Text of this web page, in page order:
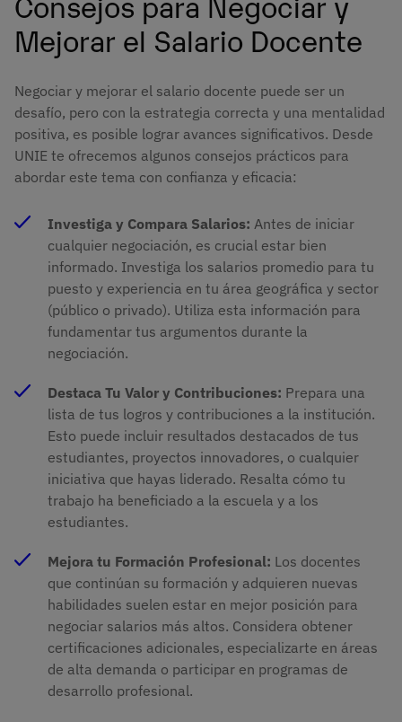
Mejorar el Salario Docente
Negociar y mejorar el salario docente puede ser un
desafío, pero con la estrategia correcta y una mentalidad
positiva, es posible lograr avances significativos. Desde
UNIE te ofrecemos algunos consejos prácticos para
abordar este tema con confianza y eficacia:
Investiga y Compara Salarios: Antes de iniciar
cualquier negociación, es crucial estar bien
informado. Investiga los salarios promedio para tu
puesto y experiencia en tu área geográfica y sector
(público o privado). Utiliza esta información para
fundamentar tus argumentos durante la
negociación.
Destaca Tu Valor y Contribuciones: Prepara una
lista de tus logros y contribuciones a la institución.
Esto puede incluir resultados destacados de tus
estudiantes, proyectos innovadores, o cualquier
iniciativa que hayas liderado. Resalta cómo tu
trabajo ha beneficiado a la escuela y a los
estudiantes.
Mejora tu Formación Profesional: Los docentes
que continúan su formación y adquieren nuevas
habilidades suelen estar en mejor posición para
negociar salarios más altos. Considera obtener
certificaciones adicionales, especializarte en áreas
de alta demanda o participar en programas de
desarrollo profesional.